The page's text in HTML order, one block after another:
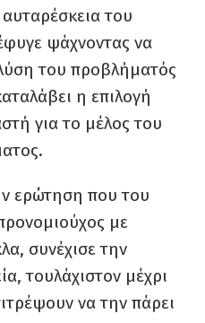
του
ψάχνοντας να
του προβλήματός
η επιλογή
για το μέλος του
ερώτηση που του
με
συνέχισε την
τουλάχιστον μέχρι
να την πάρει